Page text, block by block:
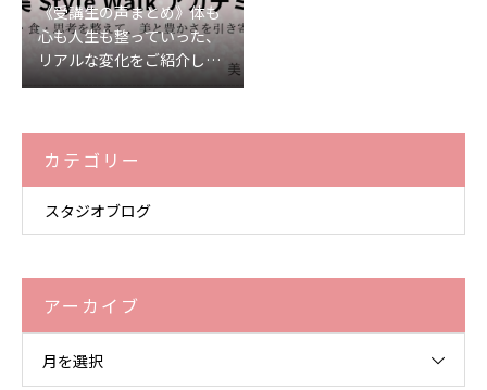
《受講生の声まとめ》体も
心も人生も整っていった、
リアルな変化をご紹介しま
す♡
カテゴリー
スタジオブログ
アーカイブ
月を選択